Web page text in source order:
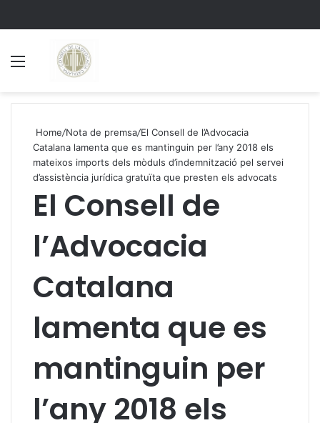
Home/Nota de premsa/El Consell de l’Advocacia
Catalana lamenta que es mantinguin per l’any 2018 els
mateixos imports dels mòduls d’indemnització pel servei
d’assistència jurídica gratuïta que presten els advocats
El Consell de
l’Advocacia
Catalana
lamenta que es
mantinguin per
l’any 2018 els